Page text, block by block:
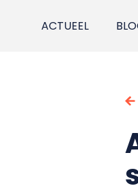
ACTUEEL